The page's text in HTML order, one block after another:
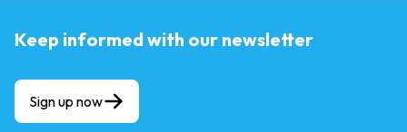
Keep informed with our newsletter
Sign up now